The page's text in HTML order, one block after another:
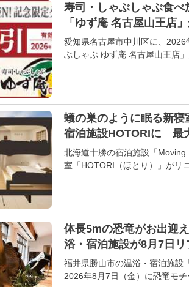
寿司・しゃぶしゃぶ食
「ゆず庵 名古屋山王店
愛知県名古屋市中川区に、
ぶしゃぶ ゆず庵 名古屋山王店
蟻の巣のように眠る新
宿泊施設HOTORIに 最
北海道十勝の宿泊施設「
室「HOTORI（ほとり）」がリ
体長5mの恐竜がお出迎
浴・宿泊施設が8月7日
福井県勝山市の温浴・宿泊施設
2026年8月7日（金）に恐竜モ